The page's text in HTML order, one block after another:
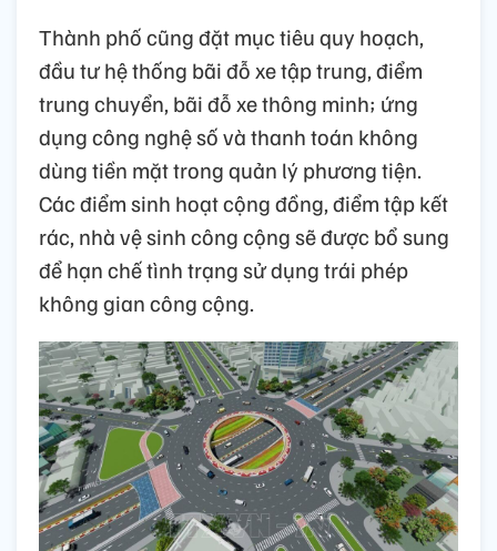
Thành phố cũng đặt mục tiêu quy hoạch,
đầu tư hệ thống bãi đỗ xe tập trung, điểm
trung chuyển, bãi đỗ xe thông minh; ứng
dụng công nghệ số và thanh toán không
dùng tiền mặt trong quản lý phương tiện.
Các điểm sinh hoạt cộng đồng, điểm tập kết
rác, nhà vệ sinh công cộng sẽ được bổ sung
để hạn chế tình trạng sử dụng trái phép
không gian công cộng.